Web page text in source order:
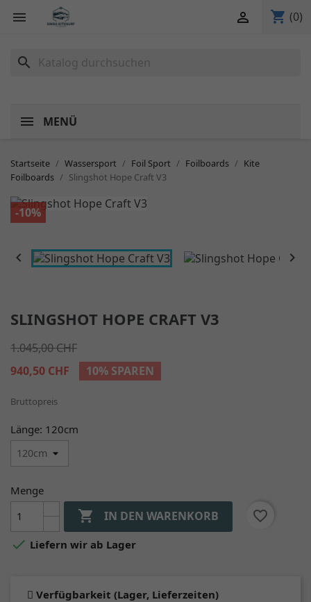
 shopping_cart (0)

search
MENÜ
Startseite Wassersport Foil Sport Foilboards
Kite
Foilboards
Slingshot Hope Craft V3
-10%
 
SLINGSHOT HOPE CRAFT V3
1.045,00 CHF
940,50 CHF
10% SPAREN
Bruttopreis
Länge: 120cm
Menge
 IN DEN WARENKORB
favorite_border
 Liefern wir ab Lager
Verfügbarkeit (Lager, Lieferzeiten)